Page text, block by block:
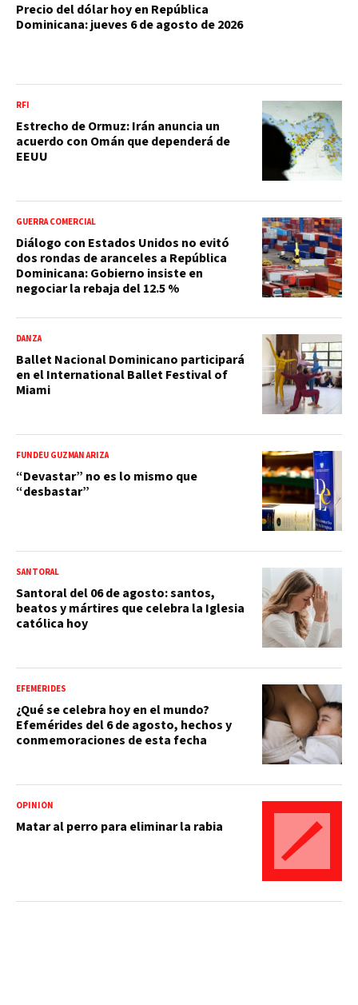
Precio del dólar hoy en República
Dominicana: jueves 6 de agosto de 2026
RFI
Estrecho de Ormuz: Irán anuncia un
acuerdo con Omán que dependerá de
EEUU
GUERRA COMERCIAL
Diálogo con Estados Unidos no evitó
dos rondas de aranceles a República
Dominicana: Gobierno insiste en
negociar la rebaja del 12.5 %
DANZA
Ballet Nacional Dominicano participará
en el International Ballet Festival of
Miami
FUNDÉU GUZMÁN ARIZA
“Devastar” no es lo mismo que
“desbastar”
SANTORAL
Santoral del 06 de agosto: santos,
beatos y mártires que celebra la Iglesia
católica hoy
EFEMÉRIDES
¿Qué se celebra hoy en el mundo?
Efemérides del 6 de agosto, hechos y
conmemoraciones de esta fecha
OPINIÓN
Matar al perro para eliminar la rabia